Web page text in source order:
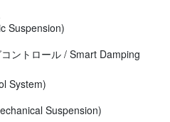
Suspension)
ントロール / Smart Damping
System)
Suspension)